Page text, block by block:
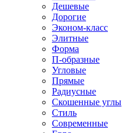
Дешевые
Дорогие
Эконом-класс
Элитные
Форма
П-образные
Угловые
Прямые
Радиусные
Скошенные углы
Стиль
Современные